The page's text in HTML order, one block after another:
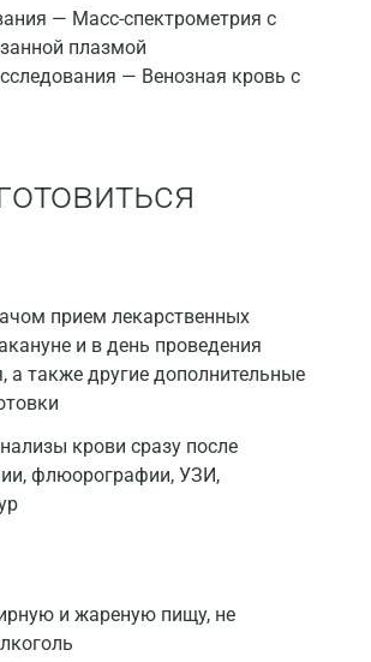
— Масс-спектрометрия с
плазмой
— Венозная кровь с
прием лекарственных
и в день проведения
а также другие дополнительные
крови сразу после
флюорографии, УЗИ,
и жареную пищу, не